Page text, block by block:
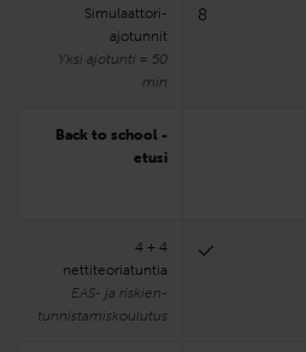
Simulaattori­
ajotunnit
Yksi ajotunti = 50
min
8
Back to school -
etusi
4 + 4
nettiteoriatuntia
EAS- ja riskien­
tunnistamis­koulutus